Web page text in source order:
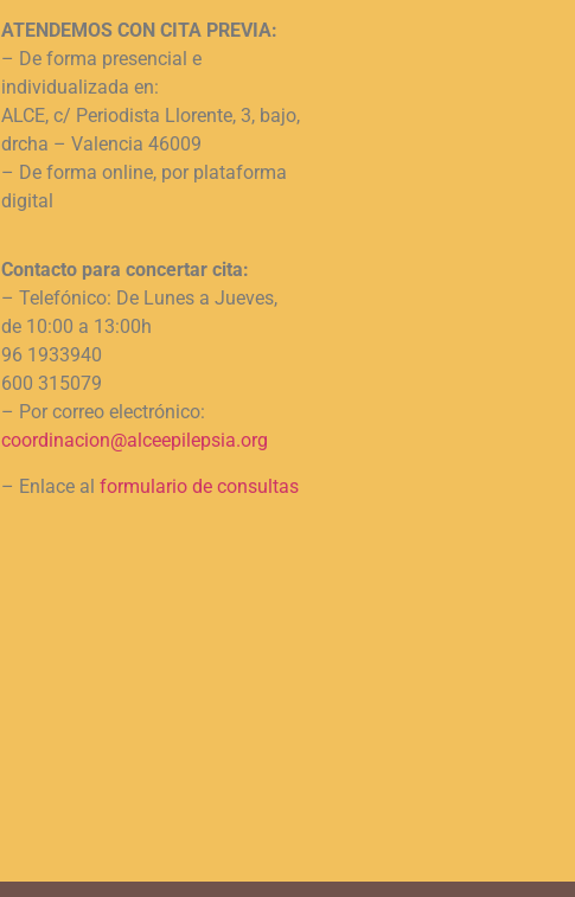
ATENDEMOS CON CITA PREVIA:
– De forma presencial e
individualizada en:
ALCE, c/ Periodista Llorente, 3, bajo,
drcha – Valencia 46009
– De forma online, por plataforma
digital
Contacto para concertar cita:
– Telefónico: De Lunes a Jueves,
de 10:00 a 13:00h
96 1933940
600 315079
– Por correo electrónico:
coordinacion@alceepilepsia.org
– Enlace al formulario de consultas